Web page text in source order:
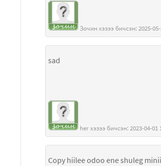
sad
Copy hiilee odoo ene shuleg